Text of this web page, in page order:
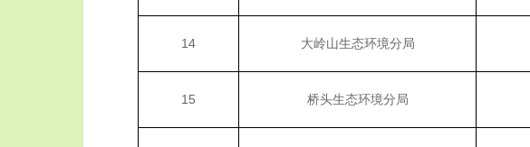
14 大岭山生态环境分局
15 桥头生态环境分局